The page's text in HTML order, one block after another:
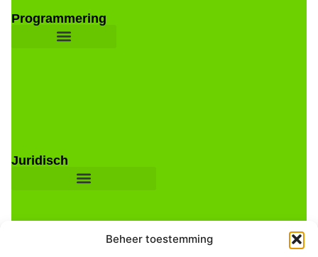
Beheer toestemming
Programmering
Juridisch